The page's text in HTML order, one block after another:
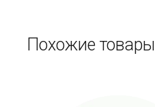
Похожие товары